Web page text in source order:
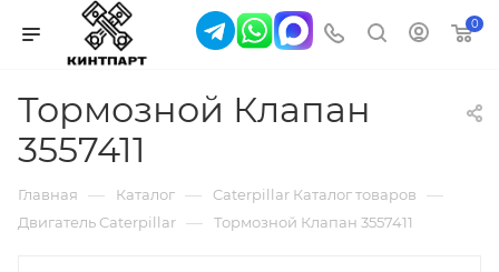
0
Тормозной Клапан
3557411
Главная — Каталог — Caterpillar Каталог товаров —
Двигатель Caterpillar — Тормозной Клапан 3557411